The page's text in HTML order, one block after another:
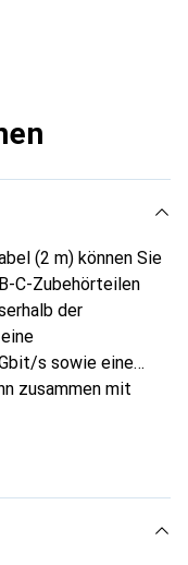
(2 m) können Sie
C-Zubehörteilen
der
s sowie eine
zusammen mit
verwendet